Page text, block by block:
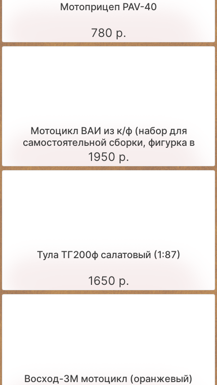
Мотоприцеп PAV-40
780 р.
Мотоцикл ВАИ из к/ф (набор для
самостоятельной сборки, фигурка в
комплекте)
1950 р.
Тула ТГ200ф салатовый (1:87)
1650 р.
Восход-3М мотоцикл (оранжевый)